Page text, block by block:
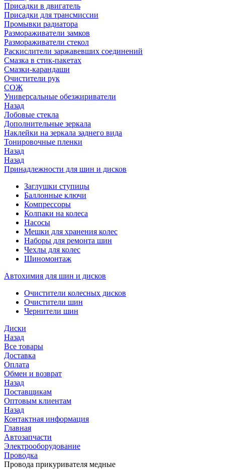
Присадки в двигатель
Присадки для трансмиссии
Промывки радиатора
Размораживатели замков
Размораживатели стекол
Раскислители заржавевших соединений
Смазка в стик-пакетах
Смазки-карандаши
Очистители рук
СОЖ
Универсальные обезжириватели
Назад
Лобовые стекла
Дополнительные зеркала
Наклейки на зеркала заднего вида
Тонировочные пленки
Назад
Назад
Принадлежности для шин и дисков
Заглушки ступицы
Баллонные ключи
Компрессоры
Колпаки на колеса
Насосы
Мешки для хранения колес
Наборы для ремонта шин
Чехлы для колес
Шиномонтаж
Автохимия для шин и дисков
Очистители колесных дисков
Очистители шин
Чернители шин
Диски
Назад
Все товары
Доставка
Оплата
Обмен и возврат
Назад
Поставщикам
Оптовым клиентам
Назад
Контактная информация
Главная
Автозапчасти
Электрооборудование
Проводка
Провода прикуривателя медные